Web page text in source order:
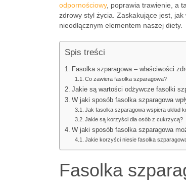
odpornościowy, poprawia trawienie, a
zdrowy styl życia. Zaskakujące jest,
nieodłącznym elementem naszej diety.
Spis treści
Fasolka szparagowa – właściwości
Co zawiera fasolka szparagowa?
Jakie są wartości odżywcze fasolki
W jaki sposób fasolka szparagowa
Jak fasolka szparagowa wspiera układ
Jakie są korzyści dla osób z cukrzycą?
W jaki sposób fasolka szparagowa
Jakie korzyści niesie fasolka
Fasolka